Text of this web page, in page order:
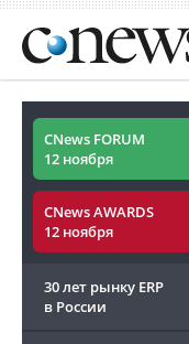
CNews FORUM
12 ноября
CNews AWARDS
12 ноября
30 лет рынку ERP
в России